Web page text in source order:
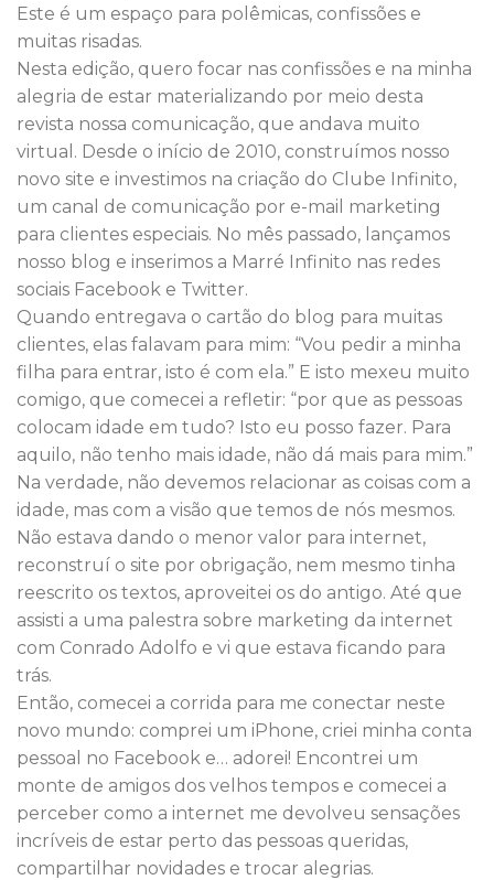
Este é um espaço para polêmicas, confissões e
muitas risadas.
Nesta edição, quero focar nas confissões e na minha
alegria de estar materializando por meio desta
revista nossa comunicação, que andava muito
virtual. Desde o início de 2010, construímos nosso
novo site e investimos na criação do Clube Infinito,
um canal de comunicação por e-mail marketing
para clientes especiais. No mês passado, lançamos
nosso blog e inserimos a Marré Infinito nas redes
sociais Facebook e Twitter.
Quando entregava o cartão do blog para muitas
clientes, elas falavam para mim: “Vou pedir a minha
filha para entrar, isto é com ela.” E isto mexeu muito
comigo, que comecei a refletir: “por que as pessoas
colocam idade em tudo? Isto eu posso fazer. Para
aquilo, não tenho mais idade, não dá mais para mim.”
Na verdade, não devemos relacionar as coisas com a
idade, mas com a visão que temos de nós mesmos.
Não estava dando o menor valor para internet,
reconstruí o site por obrigação, nem mesmo tinha
reescrito os textos, aproveitei os do antigo. Até que
assisti a uma palestra sobre marketing da internet
com Conrado Adolfo e vi que estava ficando para
trás.
Então, comecei a corrida para me conectar neste
novo mundo: comprei um iPhone, criei minha conta
pessoal no Facebook e… adorei! Encontrei um
monte de amigos dos velhos tempos e comecei a
perceber como a internet me devolveu sensações
incríveis de estar perto das pessoas queridas,
compartilhar novidades e trocar alegrias.